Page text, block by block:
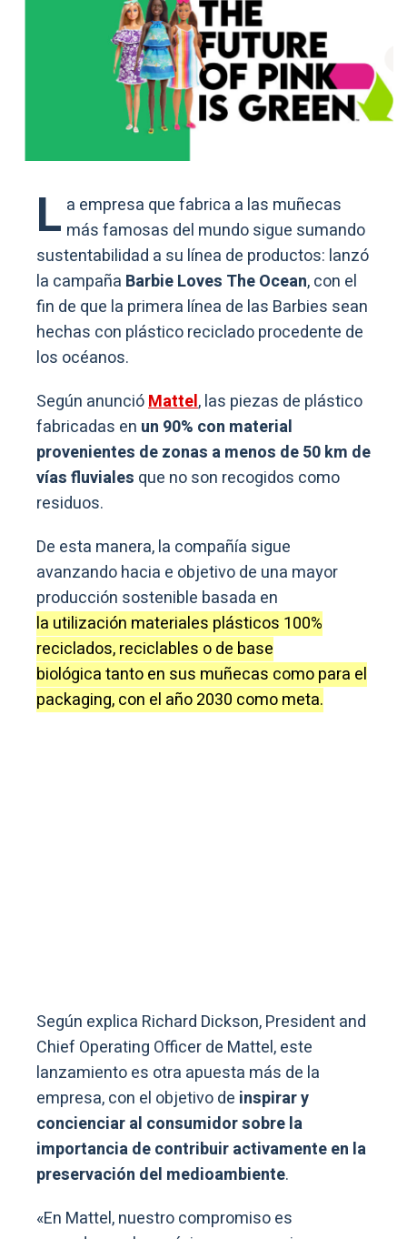
L a empresa que fabrica a las muñecas
más famosas del mundo sigue sumando
sustentabilidad a su línea de productos: lanzó
la campaña Barbie Loves The Ocean, con el
fin de que la primera línea de las Barbies sean
hechas con plástico reciclado procedente de
los océanos.
Según anuncióMattel, las piezas de plástico
fabricadas en un 90% con material
provenientes de zonas a menos de 50 km de
vías fluviales que no son recogidos como
residuos.
De esta manera, la compañía sigue
avanzando hacia e objetivo de una mayor
producción sostenible basada en
la utilización materiales plásticos 100%
reciclados, reciclables o de base
biológica tanto en sus muñecas como para el
packaging, con el año 2030 como meta.
Según explica Richard Dickson, President and
Chief Operating Officer de Mattel, este
lanzamiento es otra apuesta más de la
empresa, con el objetivo de inspirar y
concienciar al consumidor sobre la
importancia de contribuir activamente en la
preservación del medioambiente.
«En Mattel, nuestro compromiso es